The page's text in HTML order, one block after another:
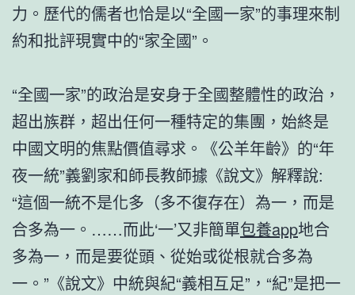
力。歷代的儒者也恰是以“全國一家”的事理來制
約和批評現實中的“家全國”。
“全國一家”的政治是安身于全國整體性的政治，
超出族群，超出任何一種特定的集團，始終是
中國文明的焦點價值尋求。《公羊年齡》的“年
夜一統”義劉家和師長教師據《說文》解釋說:
“這個一統不是化多（多不復存在）為一，而是
合多為一。……而此‘一’又非簡單包養app地合
多為一，而是要從頭、從始或從根就合多為
一。”《說文》中統與紀“義相互足”，“紀”是把一